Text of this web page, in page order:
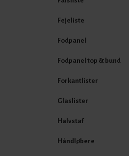
Fejeliste
Fodpanel
Fodpanel top & bund
Forkantlister
Glaslister
Halvstaf
Håndløbere